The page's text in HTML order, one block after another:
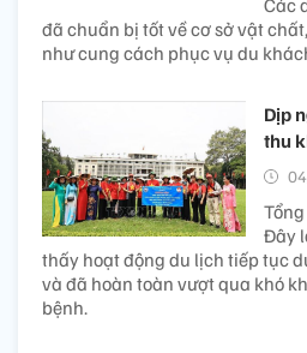
đã chuẩn bị tốt về cơ sở vật
như cung cách phục vụ du
Dịp
thu
Đây
thấy hoạt động du lịch tiếp tục
và đã hoàn toàn vượt qua khó
bệnh.